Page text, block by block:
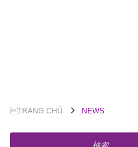
TRANG CHỦ chevron_right NEWS